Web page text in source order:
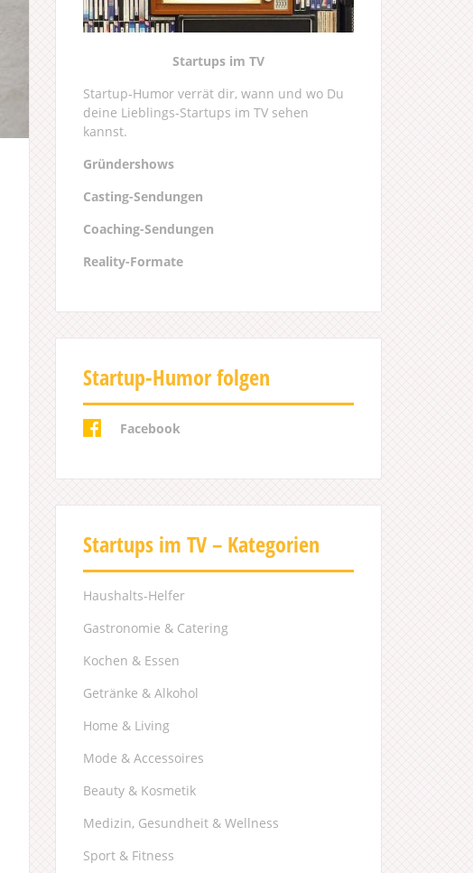
Startups im TV
Startup-Humor verrät dir, wann und wo Du
deine Lieblings-Startups im TV sehen
kannst.
Gründershows
Casting-Sendungen
Coaching-Sendungen
Reality-Formate
Startup-Humor folgen
Facebook
Startups im TV – Kategorien
Haushalts-Helfer
Gastronomie & Catering
Kochen & Essen
Getränke & Alkohol
Home & Living
Mode & Accessoires
Beauty & Kosmetik
Medizin, Gesundheit & Wellness
Sport & Fitness